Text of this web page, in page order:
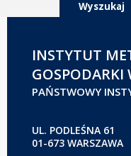
INSTYTUT
GOSPODARKI
PAŃSTWOWY
UL. PODLEŚNA 61
01-673 WARSZAWA